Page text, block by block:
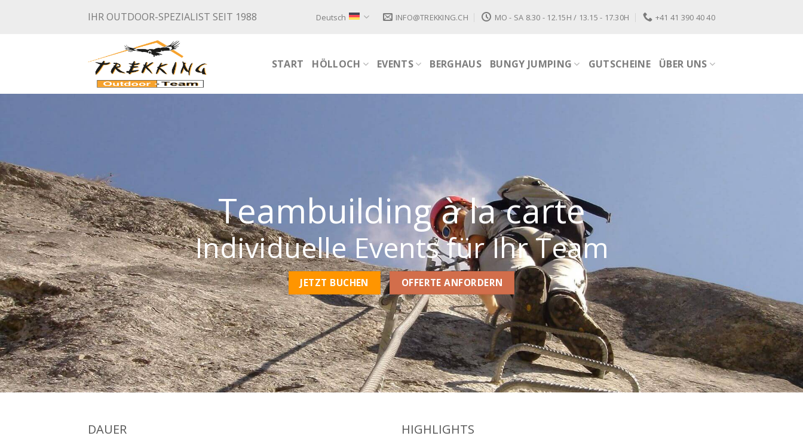
IHR OUTDOOR-SPEZIALIST SEIT 1988 Deutsch INFO@TREKKING.CH MO - SA 8.30 - 12.15H / 13.15 - 17.30H +41 41 390 40 40
START HÖLLOCH EVENTS BERGHAUS BUNGY JUMPING GUTSCHEINE ÜBER UNS
Teambuilding à la carte
Individuelle Events für Ihr Team
JETZT BUCHEN OFFERTE ANFORDERN
DAUER HIGHLIGHTS